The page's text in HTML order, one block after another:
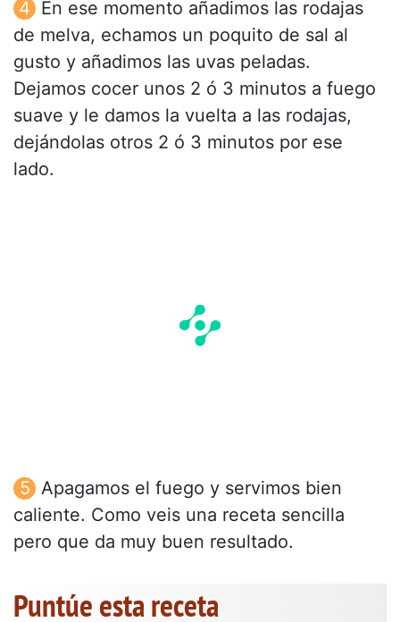
En ese momento añadimos las rodajas
de melva, echamos un poquito de sal al
gusto y añadimos las uvas peladas.
Dejamos cocer unos 2 ó 3 minutos a fuego
suave y le damos la vuelta a las rodajas,
dejándolas otros 2 ó 3 minutos por ese
lado.
Apagamos el fuego y servimos bien
caliente. Como veis una receta sencilla
pero que da muy buen resultado.
Puntúe esta receta